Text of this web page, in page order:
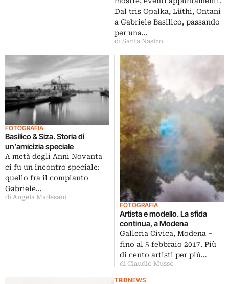
Dal tris Opalka, Lüthi, Ontani
a Gabriele Basilico, passando
per una…
di Santa Nastro
FOTOGRAFIA
Basilico & Siza. Storia di
un’amicizia speciale
A metà degli Anni Novanta
ci fu un incontro speciale:
quello fra il compianto
Gabriele…
di Angela Madesani
FOTOGRAFIA
Artista e modello. La sfida
continua, a Modena
Galleria Civica, Modena –
fino al 5 febbraio 2017. Più
di cento artisti per più…
di Claudio Musso
TRIBNEWS